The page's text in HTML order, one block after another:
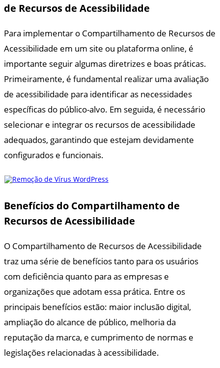
de Recursos de Acessibilidade
Para implementar o Compartilhamento de Recursos de
Acessibilidade em um site ou plataforma online, é
importante seguir algumas diretrizes e boas práticas.
Primeiramente, é fundamental realizar uma avaliação
de acessibilidade para identificar as necessidades
específicas do público-alvo. Em seguida, é necessário
selecionar e integrar os recursos de acessibilidade
adequados, garantindo que estejam devidamente
configurados e funcionais.
Benefícios do Compartilhamento de
Recursos de Acessibilidade
O Compartilhamento de Recursos de Acessibilidade
traz uma série de benefícios tanto para os usuários
com deficiência quanto para as empresas e
organizações que adotam essa prática. Entre os
principais benefícios estão: maior inclusão digital,
ampliação do alcance de público, melhoria da
reputação da marca, e cumprimento de normas e
legislações relacionadas à acessibilidade.